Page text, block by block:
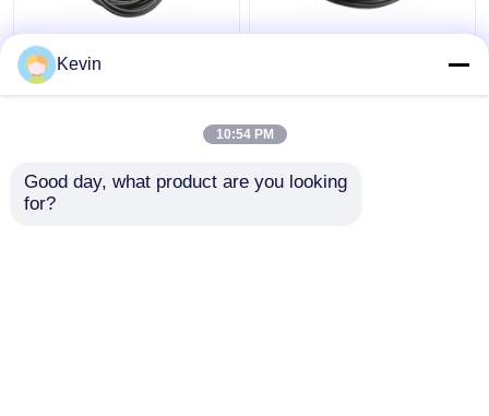
Kabel AISG HUAWEI
Tahan Air DB9 ke M16
Wanita 10 Meter
Kevin
10:54 PM
Good day, what product are you looking
for?